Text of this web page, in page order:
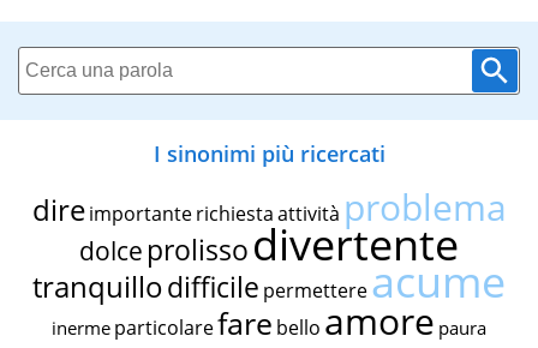
I sinonimi più ricercati
dire importante richiestaattività problema
dolce prolissodivertente
tranquillodifficile permettereacume
inerme particolarefare bello amore paura